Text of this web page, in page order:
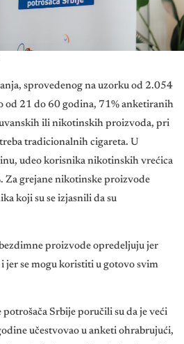
sprovedenog na uzorku od 2.054
od 21 do 60 godina, 71% anketiranih
ili nikotinskih proizvoda, pri
tradicionalnih cigareta. U
udeo korisnika nikotinskih vrećica
Za grejane nikotinske proizvode
koji su se izjasnili da su
proizvode opredeljuju jer
jer se mogu koristiti u gotovo svim
Srbije poručili su da je veći
učestvovao u anketi ohrabrujući,